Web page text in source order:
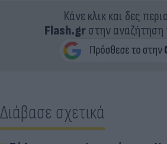
Κάνε κλικ και δες
Flash.grστην αναζήτηση
Διάβασε σχετικά